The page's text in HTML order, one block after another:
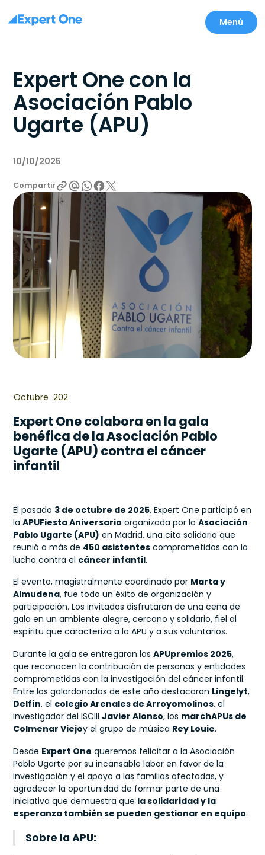
Menú
Expert One con la
Asociación Pablo
Ugarte (APU)
10/10/2025
Compartir
Octubre 202
Expert One colabora en la gala
benéfica de la Asociación Pablo
Ugarte (APU) contra el cáncer
infantil
El pasado 3 de octubre de 2025, Expert One participó en
laAPUFiesta Aniversario organizada por laAsociación
Pablo Ugarte (APU) en Madrid, una cita solidaria que
reunió a más de 450 asistentes comprometidos con la
lucha contra el cáncer infantil.
El evento, magistralmente coordinado por Marta y
Almudena, fue todo un éxito de organización y
participación. Los invitados disfrutaron de una cena de
gala en un ambiente alegre, cercano y solidario, fiel al
espíritu que caracteriza a la APU y a sus voluntarios.
Durante la gala se entregaron losAPUpremios 2025,
que reconocen la contribución de personas y entidades
comprometidas con la investigación del cáncer infantil.
Entre los galardonados de este año destacaron Lingelyt,
Delfín, el colegio Arenales de Arroyomolinos, el
investigador del ISCIIIJavier Alonso, los marchAPUs de
Colmenar Viejoy el grupo de música Rey Louie.
Desde Expert One queremos felicitar a la Asociación
Pablo Ugarte por su incansable labor en favor de la
investigación y el apoyo a las familias afectadas, y
agradecer la oportunidad de formar parte de una
iniciativa que demuestra que la solidaridad y la
esperanza también se pueden gestionar en equipo.
Sobre la APU: